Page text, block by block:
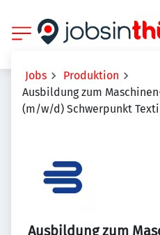
Jobs
Produktion
Ausbildung zum
(m/w/d) Schwerpunkt
Ausbildung zum